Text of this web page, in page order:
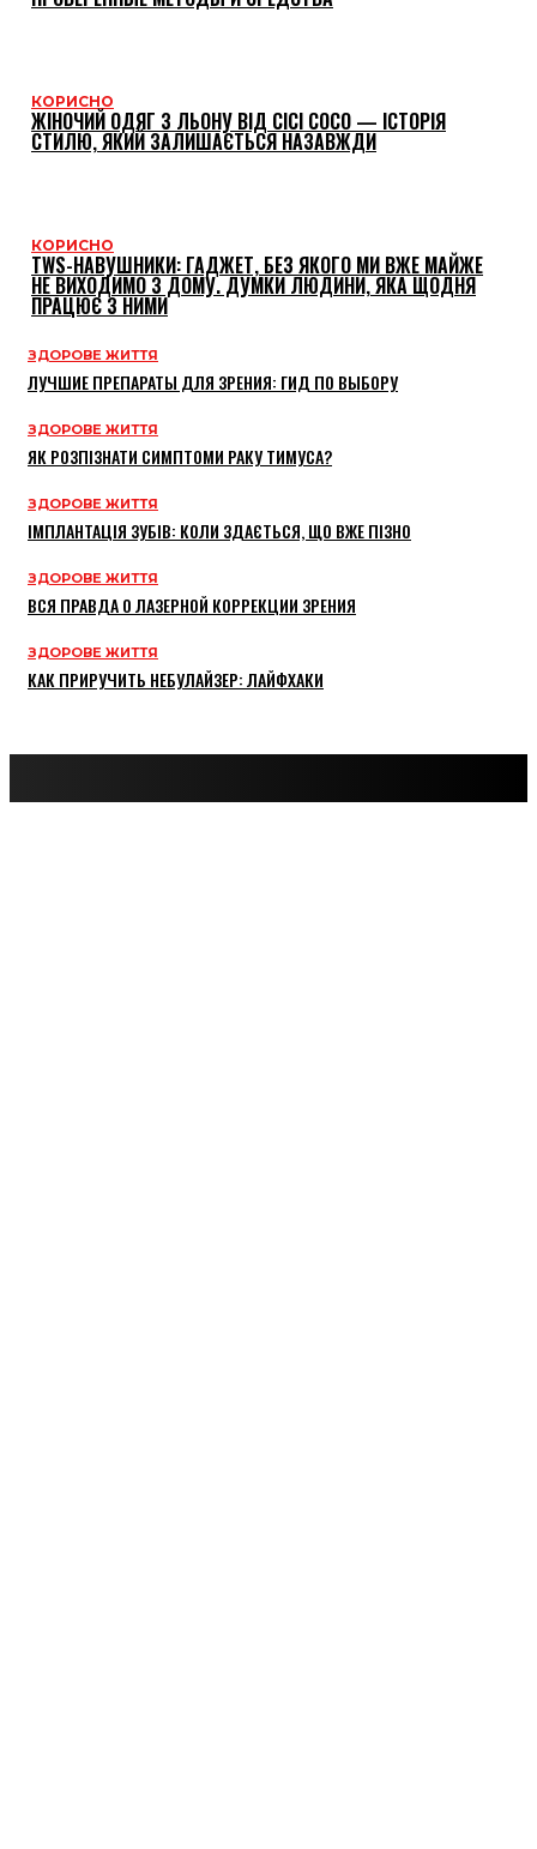
КОРИСНО
ЖІНОЧИЙ ОДЯГ З ЛЬОНУ ВІД CICI COCO — ІСТОРІЯ
СТИЛЮ, ЯКИЙ ЗАЛИШАЄТЬСЯ НАЗАВЖДИ
КОРИСНО
TWS-НАВУШНИКИ: ГАДЖЕТ, БЕЗ ЯКОГО МИ ВЖЕ МАЙЖЕ
НЕ ВИХОДИМО З ДОМУ. ДУМКИ ЛЮДИНИ, ЯКА ЩОДНЯ
ПРАЦЮЄ З НИМИ
ЗДОРОВЕ ЖИТТЯ
ЛУЧШИЕ ПРЕПАРАТЫ ДЛЯ ЗРЕНИЯ: ГИД ПО ВЫБОРУ
ЗДОРОВЕ ЖИТТЯ
ЯК РОЗПІЗНАТИ СИМПТОМИ РАКУ ТИМУСА?
ЗДОРОВЕ ЖИТТЯ
ІМПЛАНТАЦІЯ ЗУБІВ: КОЛИ ЗДАЄТЬСЯ, ЩО ВЖЕ ПІЗНО
ЗДОРОВЕ ЖИТТЯ
ВСЯ ПРАВДА О ЛАЗЕРНОЙ КОРРЕКЦИИ ЗРЕНИЯ
ЗДОРОВЕ ЖИТТЯ
КАК ПРИРУЧИТЬ НЕБУЛАЙЗЕР: ЛАЙФХАКИ